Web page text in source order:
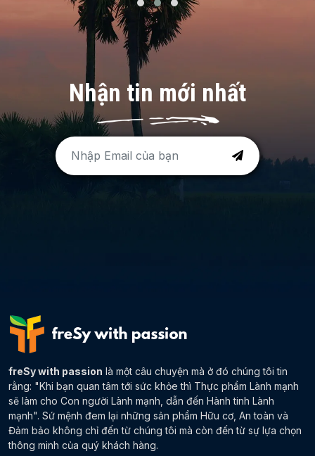
Nhận tin mới nhất
freSy with passion là một câu chuyện mà ở đó chúng tôi tin
rằng: "Khi bạn quan tâm tới sức khỏe thì Thực phẩm Lành mạnh
sẽ làm cho Con người Lành mạnh, dẫn đến Hành tinh Lành
mạnh". Sứ mệnh đem lại những sản phẩm Hữu cơ, An toàn và
Đảm bảo không chỉ đến từ chúng tôi mà còn đến từ sự lựa chọn
thông minh của quý khách hàng.